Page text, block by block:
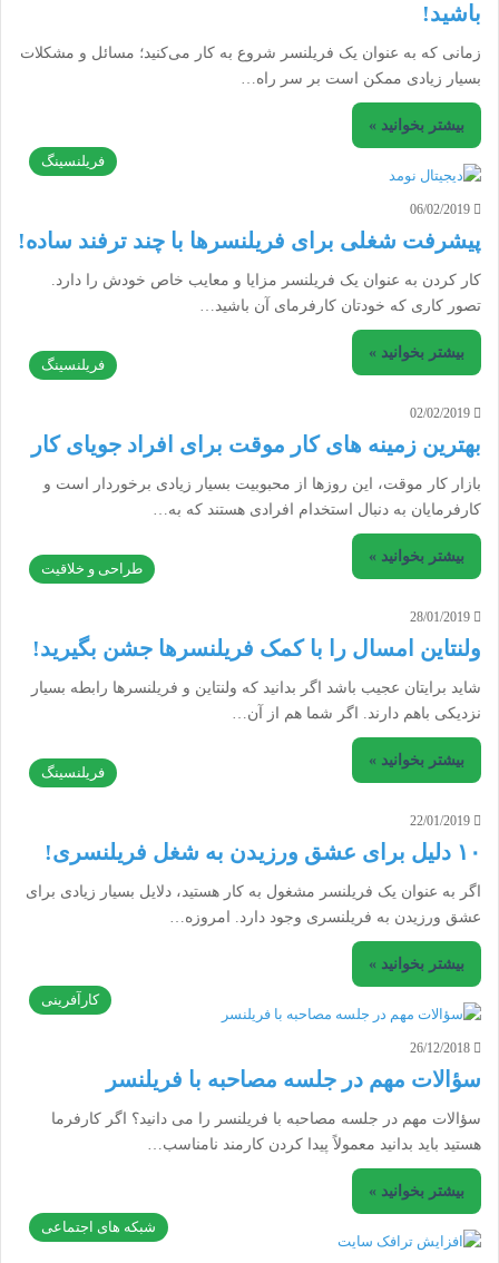
باشید!
زمانی که به عنوان یک فریلنسر شروع به کار می‌کنید؛ مسائل و مشکلات
بسیار زیادی ممکن است بر سر راه…
بیشتر بخوانید »
فریلنسینگ
06/02/2019
پیشرفت شغلی برای فریلنسرها با چند ترفند ساده!
کار کردن به عنوان یک فریلنسر مزایا و معایب خاص خودش را دارد.
تصور کاری که خودتان کارفرمای آن باشید…
بیشتر بخوانید »
فریلنسینگ
02/02/2019
بهترین زمینه‌ های کار موقت برای افراد جویای کار
بازار کار موقت، این روزها از محبوبیت بسیار زیادی برخوردار است و
کارفرمایان به دنبال استخدام افرادی هستند که به…
بیشتر بخوانید »
طراحی و خلاقیت
28/01/2019
ولنتاین امسال را با کمک فریلنسرها جشن بگیرید!
شاید برایتان عجیب باشد اگر بدانید که ولنتاین و فریلنسرها رابطه بسیار
نزدیکی باهم دارند. اگر شما هم از آن…
بیشتر بخوانید »
فریلنسینگ
22/01/2019
۱۰ دلیل برای عشق ورزیدن به شغل فریلنسری!
اگر به عنوان یک فریلنسر مشغول به کار هستید، دلایل بسیار زیادی برای
عشق ورزیدن به فریلنسری وجود دارد. امروزه…
بیشتر بخوانید »
کارآفرینی
26/12/2018
سؤالات مهم در جلسه مصاحبه با فریلنسر
سؤالات مهم در جلسه مصاحبه با فریلنسر را می دانید؟ اگر کارفرما
هستید باید بدانید معمولاً پیدا کردن کارمند نامناسب…
بیشتر بخوانید »
شبکه های اجتماعی